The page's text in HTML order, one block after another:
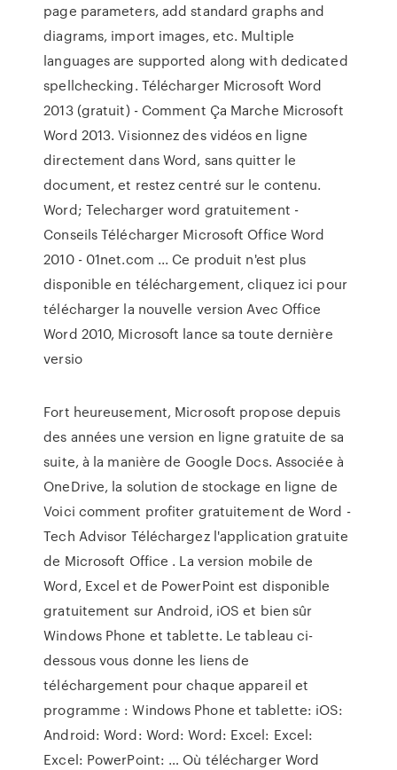
page parameters, add standard graphs and
diagrams, import images, etc. Multiple
languages are supported along with dedicated
spellchecking. Télécharger Microsoft Word
2013 (gratuit) - Comment Ça Marche Microsoft
Word 2013. Visionnez des vidéos en ligne
directement dans Word, sans quitter le
document, et restez centré sur le contenu.
Word; Telecharger word gratuitement -
Conseils Télécharger Microsoft Office Word
2010 - 01net.com ... Ce produit n'est plus
disponible en téléchargement, cliquez ici pour
télécharger la nouvelle version Avec Office
Word 2010, Microsoft lance sa toute dernière
versio
Fort heureusement, Microsoft propose depuis
des années une version en ligne gratuite de sa
suite, à la manière de Google Docs. Associée à
OneDrive, la solution de stockage en ligne de
Voici comment profiter gratuitement de Word -
Tech Advisor Téléchargez l'application gratuite
de Microsoft Office . La version mobile de
Word, Excel et de PowerPoint est disponible
gratuitement sur Android, iOS et bien sûr
Windows Phone et tablette. Le tableau ci-
dessous vous donne les liens de
téléchargement pour chaque appareil et
programme : Windows Phone et tablette: iOS:
Android: Word: Word: Word: Excel: Excel:
Excel: PowerPoint: … Où télécharger Word